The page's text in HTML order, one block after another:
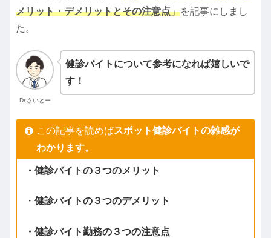
メリット・デメリットとその注意点」を記事にしまし
た。
Dr.さいとー
健診バイトについて参考になれば嬉しいで
す！
この記事を読めばスポット健診バイトの雑感が
わかります。
・健診バイトの３つのメリット
・ 健診バイトの３つのデメリット
・健診バイト勤務の３つの注意点